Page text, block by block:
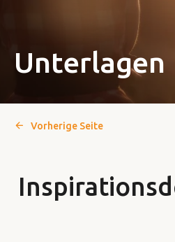
Unterlagen
Vorherige Seite